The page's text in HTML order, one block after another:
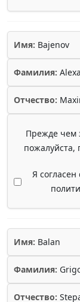
Имя: Bajenov
Фамилия:
Отчество:
Прежде чем
пожалуйста,
Я
Имя: Balan
Фамилия:
Отчество: